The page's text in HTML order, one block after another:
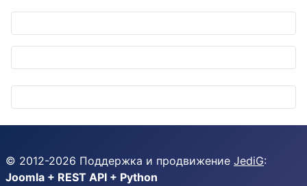
© 2012-2026 Поддержка и продвижение JediG:
Joomla + REST API + Python